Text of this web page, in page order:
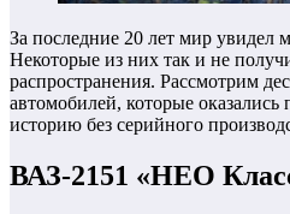
За последние 20 лет мир увидел
Некоторые из них так и не
распространения. Рассмотрим
автомобилей, которые
историю без серийного
ВАЗ-2151 «НЕО